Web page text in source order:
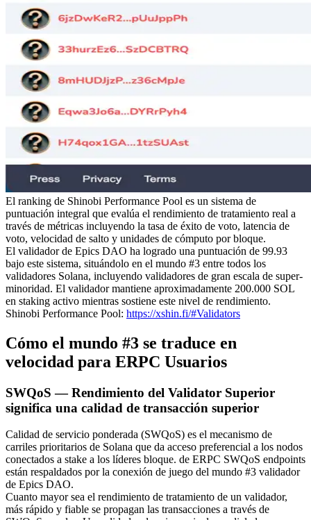
El ranking de Shinobi Performance Pool es un sistema de
puntuación integral que evalúa el rendimiento de tratamiento real a
través de métricas incluyendo la tasa de éxito de voto, latencia de
voto, velocidad de salto y unidades de cómputo por bloque.
El validador de Epics DAO ha logrado una puntuación de 99.93
bajo este sistema, situándolo en el mundo #3 entre todos los
validadores Solana, incluyendo validadores de gran escala de super-
minoridad. El validador mantiene aproximadamente 200.000 SOL
en staking activo mientras sostiene este nivel de rendimiento.
Shinobi Performance Pool: https://xshin.fi/#Validators
Cómo el mundo #3 se traduce en
velocidad para ERPC Usuarios
SWQoS — Rendimiento del Validator Superior
significa una calidad de transacción superior
Calidad de servicio ponderada (SWQoS) es el mecanismo de
carriles prioritarios de Solana que da acceso preferencial a los nodos
conectados a stake a los líderes bloque. de ERPC SWQoS endpoints
están respaldados por la conexión de juego del mundo #3 validador
de Epics DAO.
Cuanto mayor sea el rendimiento de tratamiento de un validador,
más rápido y fiable se propagan las transacciones a través de